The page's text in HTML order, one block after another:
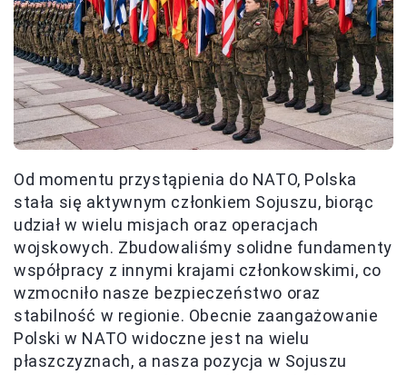
Od momentu przystąpienia do NATO, Polska
stała się aktywnym członkiem Sojuszu, biorąc
udział w wielu misjach oraz operacjach
wojskowych. Zbudowaliśmy solidne fundamenty
współpracy z innymi krajami członkowskimi, co
wzmocniło nasze bezpieczeństwo oraz
stabilność w regionie. Obecnie zaangażowanie
Polski w NATO widoczne jest na wielu
płaszczyznach, a nasza pozycja w Sojuszu